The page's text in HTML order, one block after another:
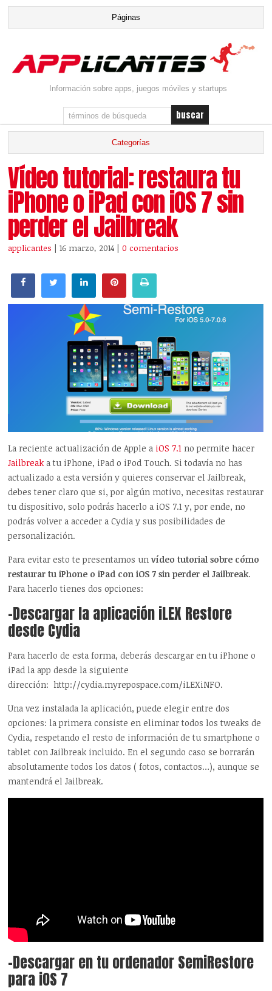
Información sobre apps, juegos móviles y startups
Vídeo tutorial: restaura tu
iPhone o iPad con iOS 7 sin
perder el Jailbreak
applicantes | 16 marzo, 2014 |0 comentarios
La reciente actualización de Apple a iOS 7.1no permite hacer
Jailbreak a tu iPhone, iPad o iPod Touch. Si todavía no has
actualizado a esta versión y quieres conservar el Jailbreak,
debes tener claro que si, por algún motivo, necesitas restaurar
tu dispositivo, solo podrás hacerlo a iOS 7.1 y, por ende, no
podrás volver a acceder a Cydia y sus posibilidades de
personalización.
Para evitar esto te presentamos unvídeo tutorial sobre cómo
restaurar tu iPhone o iPad con iOS 7 sin perder el Jailbreak.
Para hacerlo tienes dos opciones:
-Descargar la aplicación iLEX Restore
desde Cydia
Para hacerlo de esta forma, deberás descargar en tu iPhone o
iPad la app desde la siguiente
dirección: http://cydia.myrepospace.com/iLEXiNFO.
Una vez instalada la aplicación, puede elegir entre dos
opciones: la primera consiste en eliminar todos los tweaks de
Cydia, respetando el resto de información de tu smartphone o
tablet con Jailbreak incluido. En el segundo caso se borrarán
absolutamente todos los datos ( fotos, contactos…), aunque se
mantendrá el Jailbreak.
-Descargar en tu ordenador SemiRestore
para iOS 7